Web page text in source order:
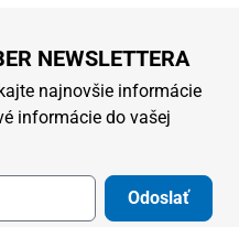
NEWSLETTERA
najnovšie informácie
informácie do vašej
Odoslať